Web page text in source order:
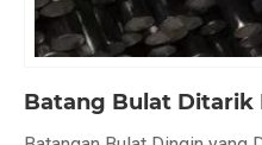
Batang Bulat Ditarik